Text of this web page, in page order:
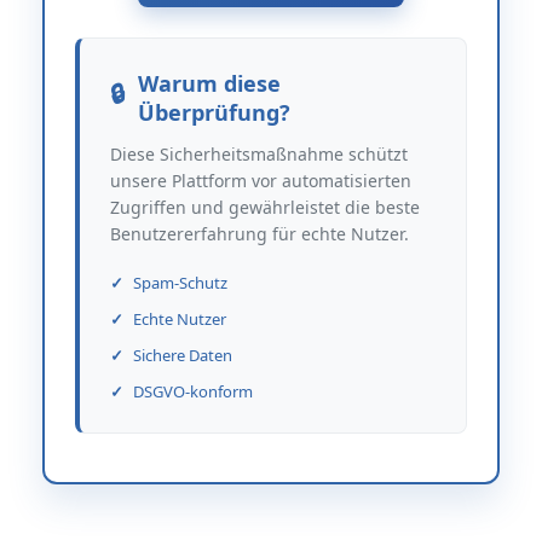
Warum diese
Überprüfung?
Diese Sicherheitsmaßnahme schützt
unsere Plattform vor automatisierten
Zugriffen und gewährleistet die beste
Benutzererfahrung für echte Nutzer.
Spam-Schutz
Echte Nutzer
Sichere Daten
DSGVO-konform